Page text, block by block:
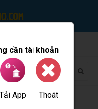
cần tài khoản
Tải App Thoát